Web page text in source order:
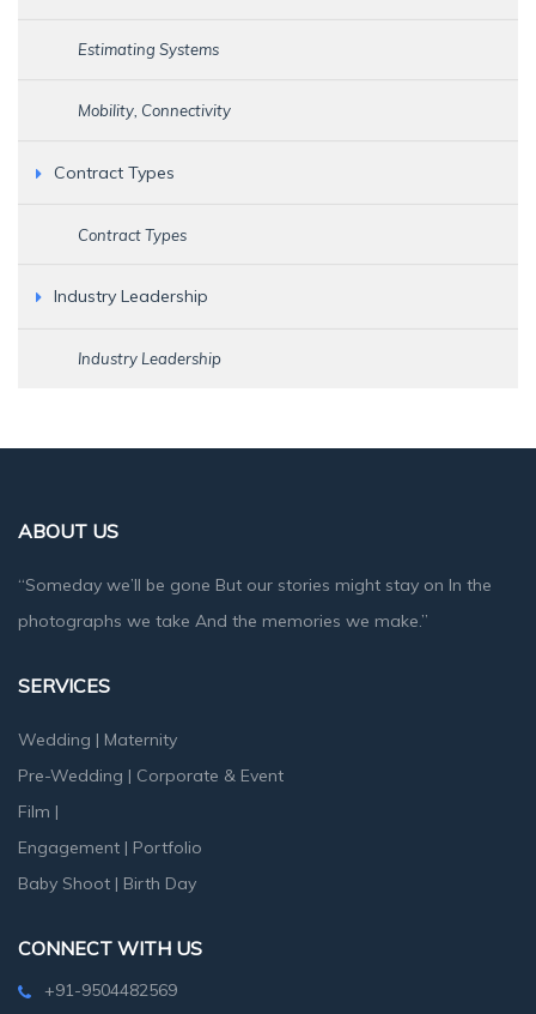
Estimating Systems
Mobility, Connectivity
Contract Types
Contract Types
Industry Leadership
Industry Leadership
ABOUT US
“Someday we’ll be gone But our stories might stay on In the
photographs we take And the memories we make.”
SERVICES
Wedding | Maternity
Pre-Wedding | Corporate & Event
Film |
Engagement | Portfolio
Baby Shoot | Birth Day
CONNECT WITH US
+91-9504482569